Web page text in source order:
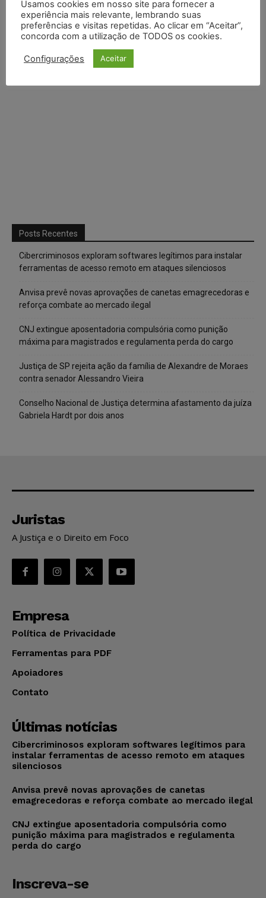
Continuar comX
Posts Recentes
Cibercriminosos exploram softwares legítimos para instalar
ferramentas de acesso remoto em ataques silenciosos
Anvisa prevê novas aprovações de canetas emagrecedoras e
reforça combate ao mercado ilegal
CNJ extingue aposentadoria compulsória como punição
máxima para magistrados e regulamenta perda do cargo
Justiça de SP rejeita ação da família de Alexandre de Moraes
contra senador Alessandro Vieira
Conselho Nacional de Justiça determina afastamento da juíza
Gabriela Hardt por dois anos
Juristas
A Justiça e o Direito em Foco
Empresa
Política de Privacidade
Ferramentas para PDF
Apoiadores
Contato
Últimas notícias
Cibercriminosos exploram softwares legítimos para
instalar ferramentas de acesso remoto em ataques
silenciosos
Anvisa prevê novas aprovações de canetas
emagrecedoras e reforça combate ao mercado ilegal
CNJ extingue aposentadoria compulsória como
punição máxima para magistrados e regulamenta
perda do cargo
Inscreva-se
Usamos cookies em nosso site para fornecer a
experiência mais relevante, lembrando suas
preferências e visitas repetidas. Ao clicar em “Aceitar”,
concorda com a utilização de TODOS os cookies.
Configurações Aceitar